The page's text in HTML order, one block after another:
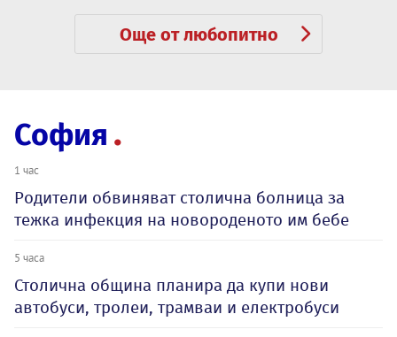
Още от любопитно
София
1 час
Родители обвиняват столична болница за
тежка инфекция на новороденото им бебе
5 часа
Столична община планира да купи нови
автобуси, тролеи, трамваи и електробуси